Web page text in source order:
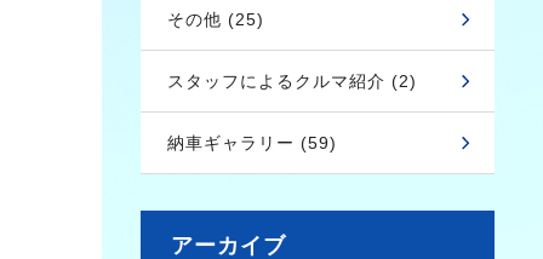
その他 (25)
スタッフによるクルマ紹介 (2)
納車ギャラリー (59)
アーカイブ